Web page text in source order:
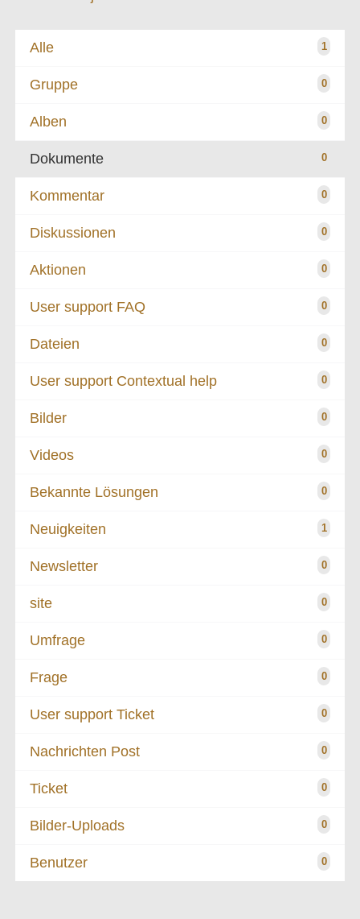
Alle 1
Gruppe 0
Alben 0
Dokumente 0
Kommentar 0
Diskussionen 0
Aktionen 0
User support FAQ 0
Dateien 0
User support Contextual help 0
Bilder 0
Videos 0
Bekannte Lösungen 0
Neuigkeiten 1
Newsletter 0
site 0
Umfrage 0
Frage 0
User support Ticket 0
Nachrichten Post 0
Ticket 0
Bilder-Uploads 0
Benutzer 0